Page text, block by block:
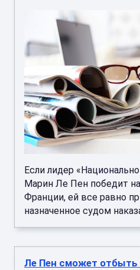
Если лидер
Марин Ле Пен победит
Франции, ей все равно
назначенное судом
Ле Пен сможет отбыть